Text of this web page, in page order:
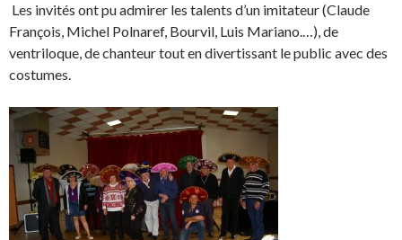
Les invités ont pu admirer les talents d’un imitateur (Claude
François, Michel Polnaref, Bourvil, Luis Mariano.…), de
ventriloque, de chanteur tout en divertissant le public avec des
costumes.